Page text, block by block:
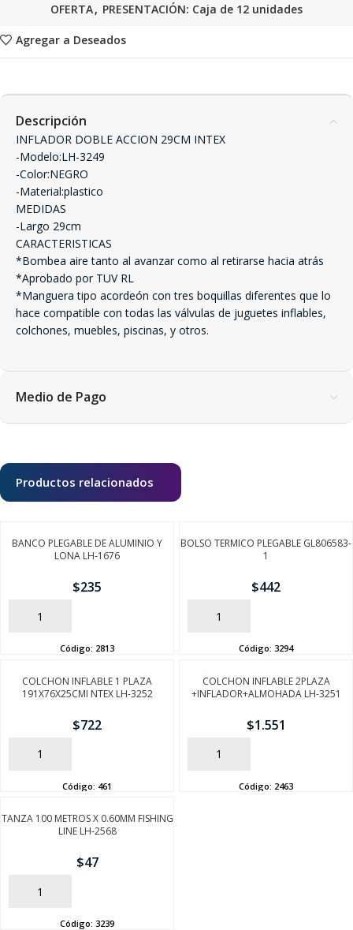
Agregar a Deseados
OFERTA, PRESENTACIÓN: Caja de 12 unidades
Descripción
INFLADOR DOBLE ACCION 29CM INTEX
-Modelo:LH-3249
-Color:NEGRO
-Material:plastico
MEDIDAS
-Largo 29cm
CARACTERISTICAS
*Bombea aire tanto al avanzar como al retirarse hacia atrás
*Aprobado por TUV RL
*Manguera tipo acordeón con tres boquillas diferentes que lo
hace compatible con todas las válvulas de juguetes inflables,
colchones, muebles, piscinas, y otros.
Medio de Pago
Productos relacionados
BANCO PLEGABLE DE ALUMINIO Y
LONA LH-1676
$235
AÑADIR
Código: 2813
BOLSO TERMICO PLEGABLE GL806583-
1
$442
AÑADIR
Código: 3294
COLCHON INFLABLE 1 PLAZA
191X76X25CMI NTEX LH-3252
$722
AÑADIR
Código: 461
COLCHON INFLABLE 2PLAZA
+INFLADOR+ALMOHADA LH-3251
$1.551
AÑADIR
Código: 2463
TANZA 100 METROS X 0.60MM FISHING
LINE LH-2568
$47
AÑADIR
Código: 3239